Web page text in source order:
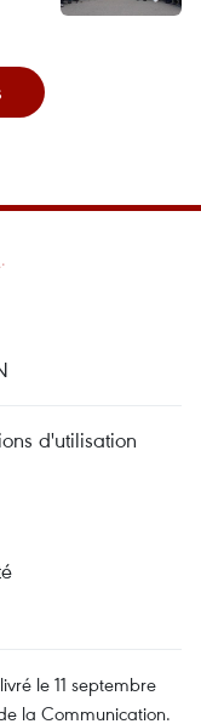
d'utilisation
le 11 septembre
la Communication.